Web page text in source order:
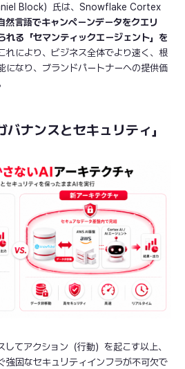
Block）氏は、Snowflake Cortex
然言語でキャンペーンデータをクエリ
れる「セマンティックエージェント」を
れにより、ビジネス全体でより速く、根
になり、ブランドパートナーへの提供価
ナンスとセキュリティ」
てアクション（行動）を起こす以上、
強固なセキュリティインフラが不可欠で